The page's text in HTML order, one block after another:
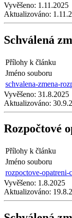
Vyvěšeno: 1.11.2025
Aktualizováno:
Schválená
Přílohy k článku
Jméno souboru
schvalena-zmena-
Vyvěšeno: 31.8.2025
Aktualizováno:
Rozpočtové
Přílohy k článku
Jméno souboru
rozpoctove-opatreni-
Vyvěšeno: 1.8.2025
Aktualizováno: